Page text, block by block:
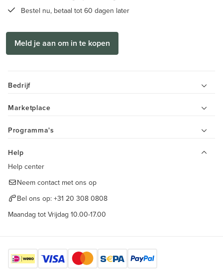
Bestel nu, betaal tot 60 dagen later
Meld je aan om in te kopen
Bedrijf
Marketplace
Programma's
Help
Help center
Neem contact met ons op
Bel ons op: +31 20 308 0808
Maandag tot Vrijdag 10.00-17.00